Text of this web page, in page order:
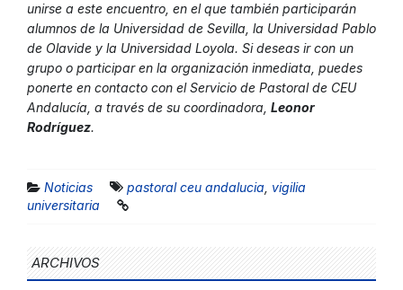
unirse a este encuentro, en el que también participarán
alumnos de la Universidad de Sevilla, la Universidad Pablo
de Olavide y la Universidad Loyola. Si deseas ir con un
grupo o participar en la organización inmediata, puedes
ponerte en contacto con el Servicio de Pastoral de CEU
Andalucía, a través de su coordinadora, Leonor
Rodríguez.
Noticias pastoral ceu andalucia vigilia
universitaria
ARCHIVOS